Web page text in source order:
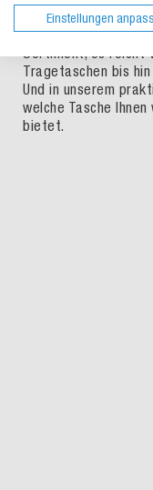
als Transporthilfe,
Werbeträger für
Sortiment, es reicht
Tragetaschen bis
Und in unserem
welche Tasche
bietet.
Einstellungen